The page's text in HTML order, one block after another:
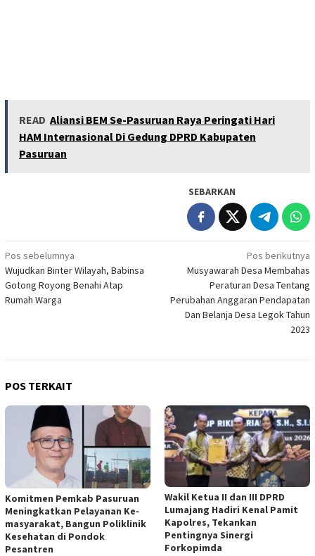
READ Aliansi BEM Se-Pasuruan Raya Peringati Hari
HAM Internasional Di Gedung DPRD Kabupaten
Pasuruan
SEBARKAN
Navigasi
pos
Pos sebelumnya
Wujudkan Binter Wilayah, Babinsa
Gotong Royong Benahi Atap
Rumah Warga
Pos berikutnya
Musyawarah Desa Membahas
Peraturan Desa Tentang
Perubahan Anggaran Pendapatan
Dan Belanja Desa Legok Tahun
2023
POS TERKAIT
Komitmen Pemkab Pasuruan
Meningkatkan Pelayanan Ke-
masyarakat, Bangun Poliklinik
Kesehatan di Pondok
Pesantren
Wakil Ketua II dan III DPRD
Lumajang Hadiri Kenal Pamit
Kapolres, Tekankan
Pentingnya Sinergi
Forkopimda